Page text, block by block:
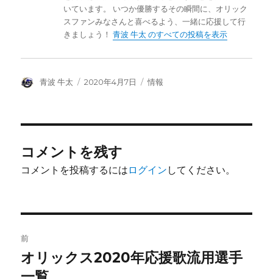
いています。 いつか優勝するその瞬間に、オリック
スファンみなさんと喜べるよう、一緒に応援して行
きましょう！青波 牛太 のすべての投稿を表示
投
青波 牛太
投
2020年4月7日
カ
情報
コメントを残す
コメントを投稿するには ログイン してください。
稿
前
前
の
オリックス2020年応援歌流用選手